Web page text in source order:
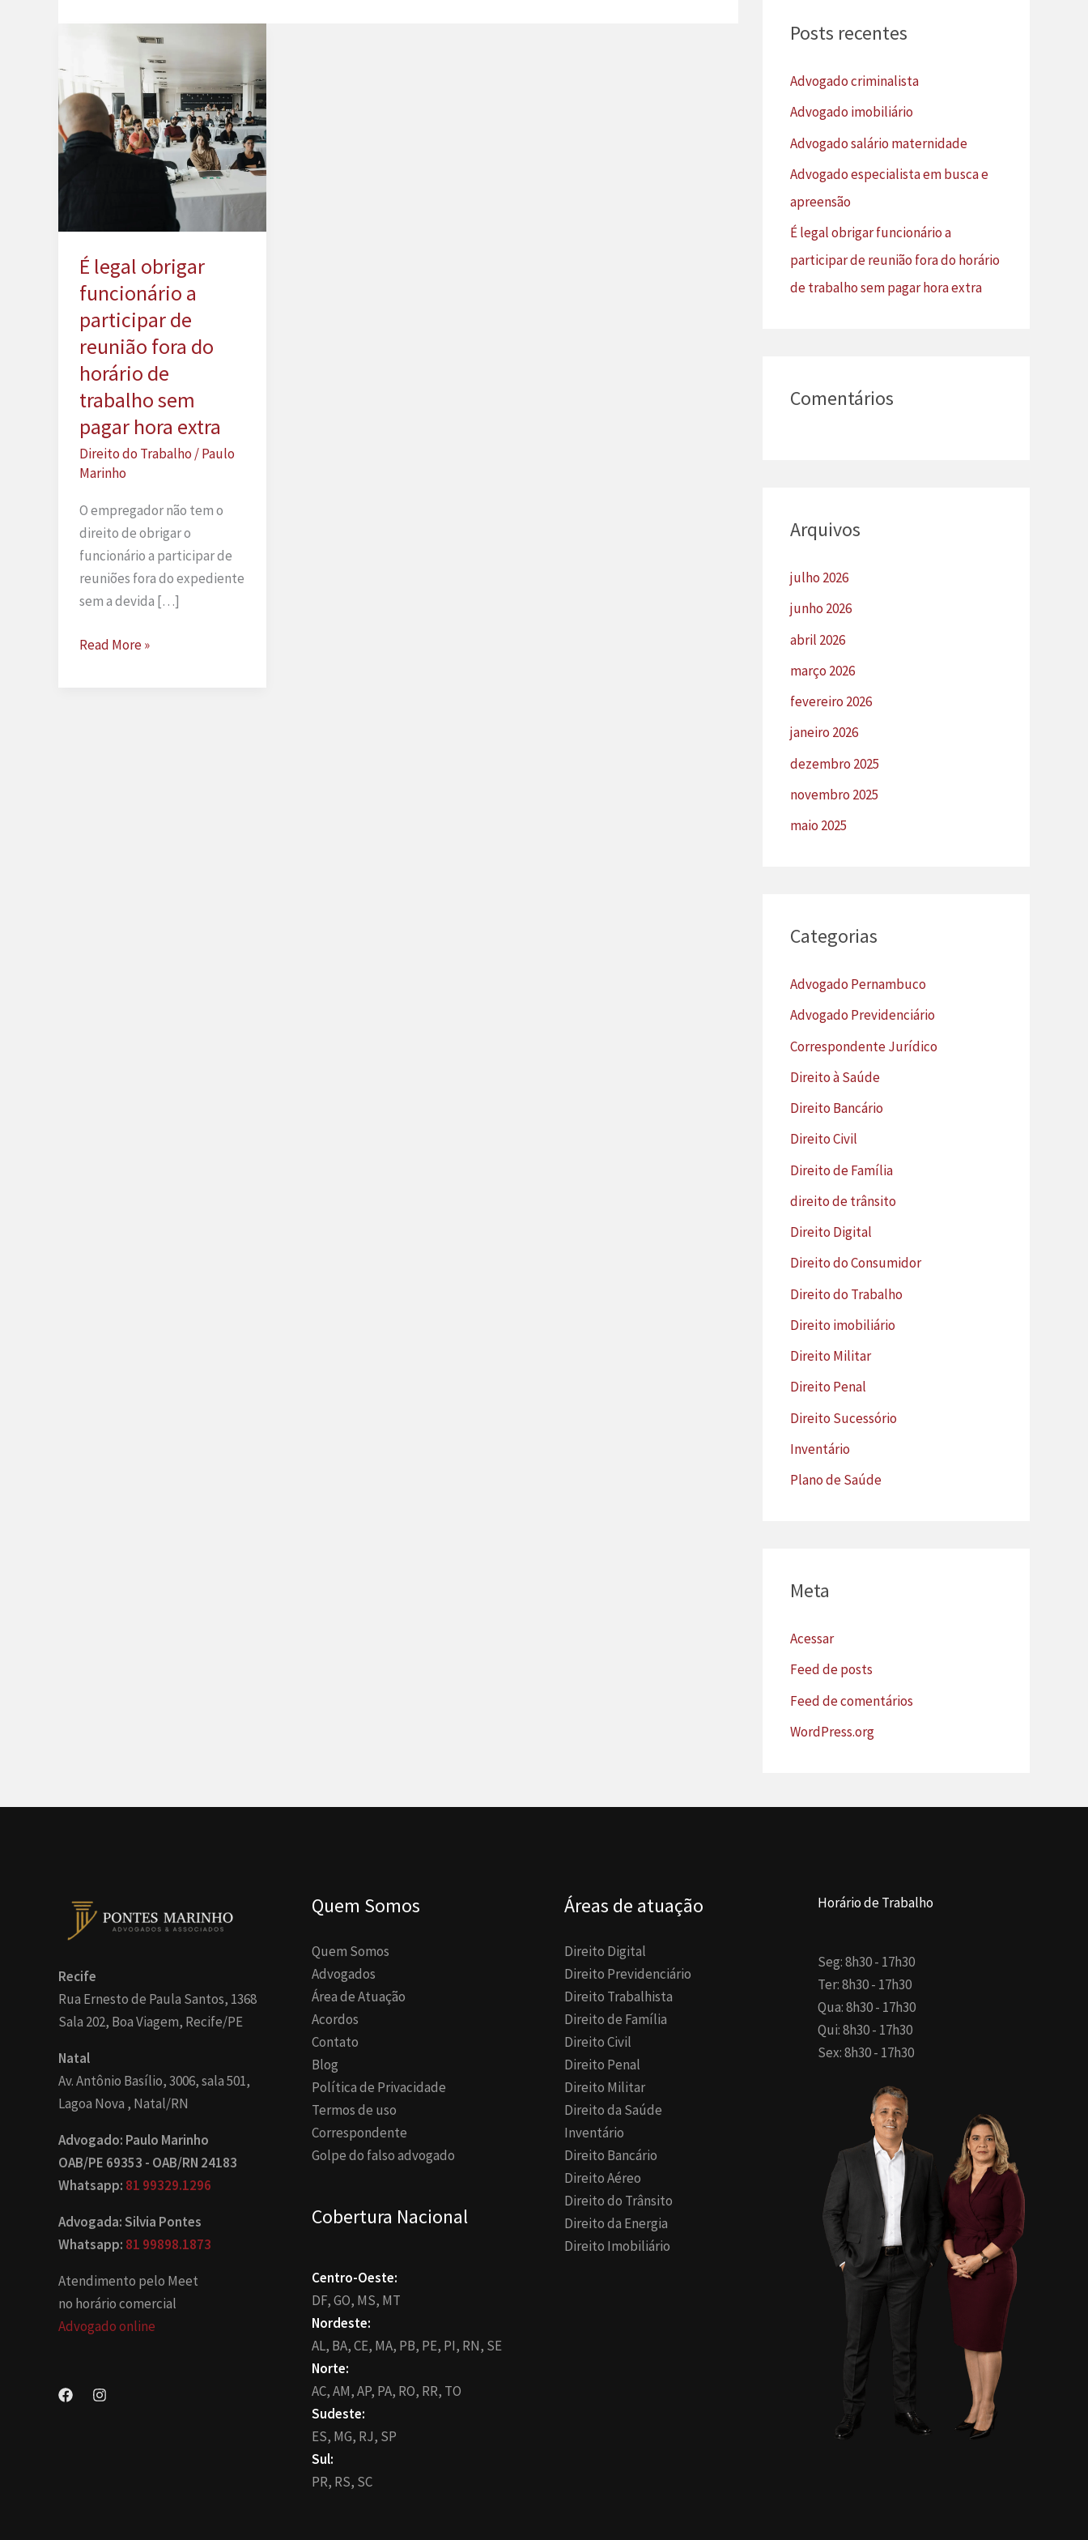
É legal obrigar
funcionário a
participar de
reunião fora do
horário de
trabalho sem
pagar hora extra
Direito do Trabalho /Paulo
Marinho
O empregador não tem o
direito de obrigar o
funcionário a participar de
reuniões fora do expediente
sem a devida […]
É
Read More »
i
p
o
r
:
Posts recentes
Advogado criminalista
Advogado imobiliário
Advogado salário maternidade
Advogado especialista em busca e
apreensão
É legal obrigar funcionário a
participar de reunião fora do horário
de trabalho sem pagar hora extra
Comentários
Arquivos
julho 2026
junho 2026
abril 2026
março 2026
fevereiro 2026
janeiro 2026
dezembro 2025
novembro 2025
maio 2025
Categorias
Advogado Pernambuco
Advogado Previdenciário
Correspondente Jurídico
Direito à Saúde
Direito Bancário
Direito Civil
Direito de Família
direito de trânsito
Direito Digital
Direito do Consumidor
Direito do Trabalho
Direito imobiliário
Direito Militar
Direito Penal
Direito Sucessório
Inventário
Plano de Saúde
Meta
Acessar
Feed de posts
Feed de comentários
WordPress.org
Recife
Rua Ernesto de Paula Santos, 1368
Sala 202, Boa Viagem, Recife/PE
Natal
Av. Antônio Basílio, 3006, sala 501,
Lagoa Nova , Natal/RN
Advogado: Paulo Marinho
OAB/PE 69353 - OAB/RN 24183
Whatsapp: 81 99329.1296
Advogada: Silvia Pontes
Whatsapp: 81 99898.1873
Atendimento pelo Meet
no horário comercial
Advogado online
Quem Somos
Quem Somos
Advogados
Área de Atuação
Acordos
Contato
Blog
Política de Privacidade
Termos de uso
Correspondente
Golpe do falso advogado
Cobertura Nacional
Centro-Oeste:
DF,GO, MS, MT
Nordeste:
AL, BA,CE, MA, PB, PE, PI, RN, SE
Norte:
AC,AM,AP, PA, RO, RR, TO
Sudeste:
ES, MG, RJ, SP
Sul:
PR, RS, SC
Áreas de atuação
Direito Digital
Direito Previdenciário
Direito Trabalhista
Direito de Família
Direito Civil
Direito Penal
Direito Militar
Direito da Saúde
Inventário
Direito Bancário
Direito Aéreo
Direito do Trânsito
Direito da Energia
Direito Imobiliário
Horário de Trabalho
Seg: 8h30 - 17h30
Ter: 8h30 - 17h30
Qua: 8h30 - 17h30
Qui: 8h30 - 17h30
Sex: 8h30 - 17h30